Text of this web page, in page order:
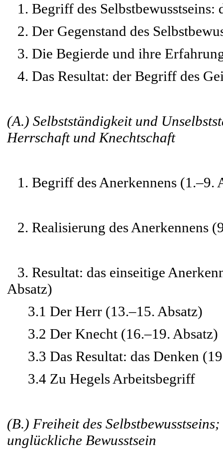
1. Begriff des
2. Der Gegenstand des
3. Die Begierde und ihre
4. Das Resultat: der Begriff des
(A.) Selbstständigkeit und
Herrschaft und Knechtschaft
1. Begriff des Anerkennens (1.–9.
2. Realisierung des Anerkennens
3. Resultat: das einseitige
Absatz)
3.1 Der Herr (13.–15. Absatz)
3.2 Der Knecht (16.–19. Absatz)
3.3 Das Resultat: das Denken
3.4 Zu Hegels Arbeitsbegriff
(B.) Freiheit des
unglückliche Bewusstsein